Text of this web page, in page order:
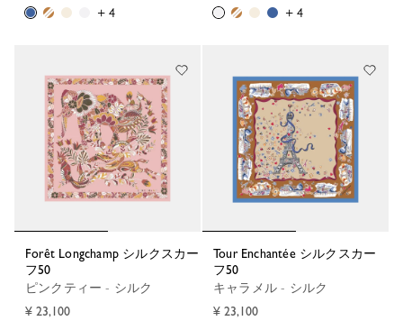
+ 4
+ 4
Forêt Longchamp シルクスカー
フ50
ピンクティー - シルク
¥ 23,100
Tour Enchantée シルクスカー
フ50
キャラメル - シルク
¥ 23,100